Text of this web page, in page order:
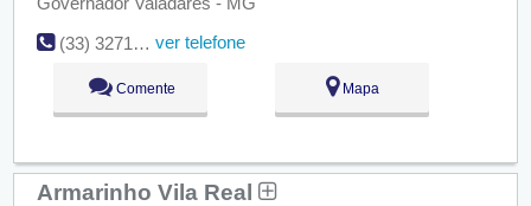
(33) 3271-3531
ver telefone
Comente Mapa
Armarinho Vila Real